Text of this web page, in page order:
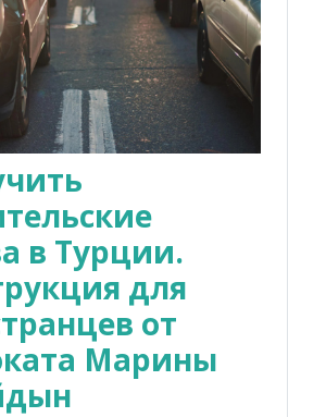
в Турции.
для
от
Марины